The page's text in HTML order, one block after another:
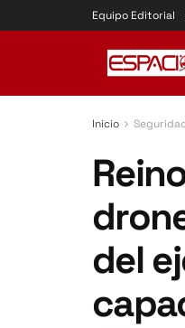
Equipo Editorial
Inicio
del